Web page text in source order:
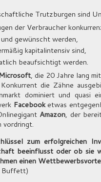
Trutzburgen sind
der Verbraucher
gewünscht werden,
kapitalintensiv sind,
beaufsichtigt werden.
, die 20 Jahre lang
die Zähne
dominiert und quasi
Facebooketwas
Amazon, der
vordringt.
zum erfolgreichen
beeinflusst oder ob sie
einen
Buffett)